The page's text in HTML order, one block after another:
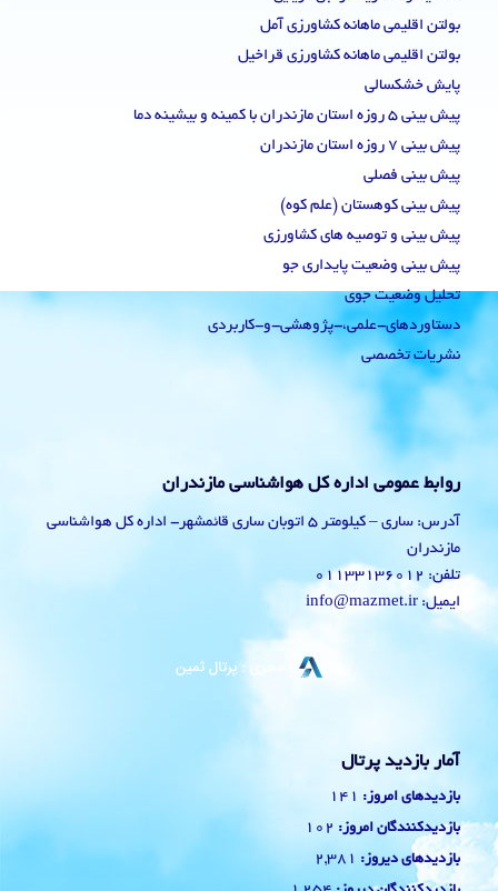
بولتن اقلیمی ماهانه کشاورزی آمل
بولتن اقلیمی ماهانه کشاورزی قراخیل
پایش خشکسالی
پیش بینی 5 روزه استان مازندران با کمینه و بیشینه دما
پیش بینی 7 روزه استان مازندران
پیش بینی فصلی
پیش بینی کوهستان (علم کوه)
پیش بینی و توصیه های کشاورزی
پیش بینی وضعیت پایداری جو
تحلیل وضعیت جوی
دستاوردهای-علمی،-پژوهشی-و-کاربردی
نشریات تخصصی
روابط عمومی اداره کل هواشناسی مازندران
آدرس: ساری – کیلومتر 5 اتوبان ساری قائمشهر- اداره کل هواشناسی
مازندران
تلفن: 01133136012
ایمیل: info@mazmet.ir
آمار بازدید پرتال
بازدیدهای امروز: 141
بازدیدکنندگان امروز: 102
بازدیدهای دیروز: 2,381